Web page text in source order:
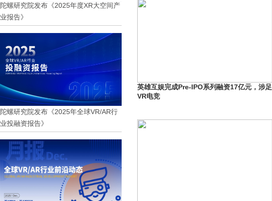
陀螺研究院发布《2025年度XR大空间产
业报告》
陀螺研究院发布《2025年全球VR/AR行
业投融资报告》
英雄互娱完成Pre-IPO系列融资17亿元，涉足
VR电竞